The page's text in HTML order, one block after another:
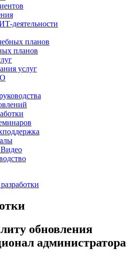
деятельности
планов
планов
услуг
обновления
администратора